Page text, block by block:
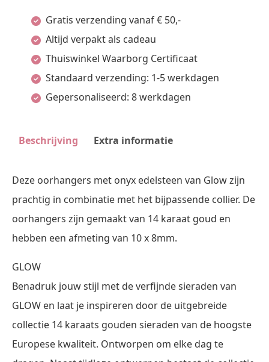
Gratis verzending vanaf € 50,-
Altijd verpakt als cadeau
Thuiswinkel Waarborg Certificaat
Standaard verzending: 1-5 werkdagen
Gepersonaliseerd: 8 werkdagen
Beschrijving Extra informatie
Deze oorhangers met onyx edelsteen van Glow zijn
prachtig in combinatie met het bijpassende collier. De
oorhangers zijn gemaakt van 14 karaat goud en
hebben een afmeting van 10 x 8mm.
GLOW
Benadruk jouw stijl met de verfijnde sieraden van
GLOW en laat je inspireren door de uitgebreide
collectie 14 karaats gouden sieraden van de hoogste
Europese kwaliteit. Ontworpen om elke dag te